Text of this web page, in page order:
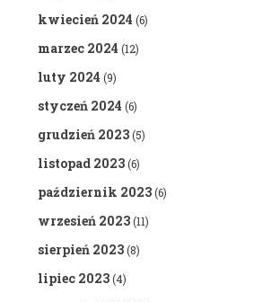
kwiecień 2024 (6)
marzec 2024 (12)
luty 2024 (9)
styczeń 2024 (6)
grudzień 2023(5)
listopad 2023(6)
październik 2023(6)
wrzesień 2023(11)
sierpień 2023(8)
lipiec 2023(4)